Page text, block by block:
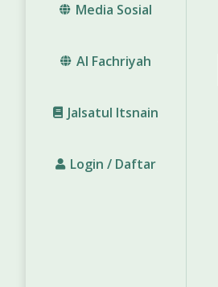
Media Sosial
Al Fachriyah
Jalsatul Itsnain
Login / Daftar